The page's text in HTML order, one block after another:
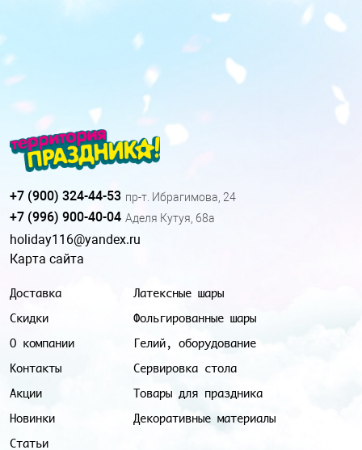
Доставка
Скидки
О компании
Контакты
Акции
Новинки
Статьи
Латексные шары
Фольгированные шары
Гелий, оборудование
Сервировка стола
Товары для праздника
Декоративные материалы
+7 (900) 324-44-53 пр-т. Ибрагимова, 24
+7 (996) 900-40-04 Аделя Кутуя, 68а
holiday116@yandex.ru
Карта сайта